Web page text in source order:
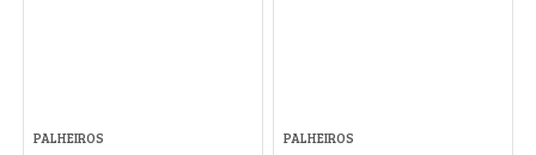
PALHEIROS PALHEIROS